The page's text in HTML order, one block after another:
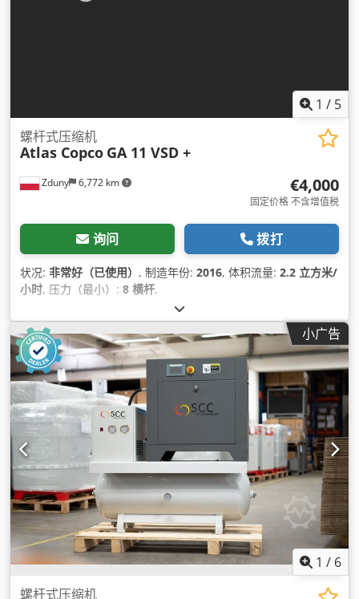
1 / 5
Zduny 6,772 km
螺杆式压缩机
Atlas Copco GA 11 VSD +
€4,000
固定价格 不含增值税
询问 拨打
状况: 非常好（已使用） , 制造年份: 2016, 体积流量: 2.2 立方米/
小时, 压力（最小）: 8 横杆,
小广告
1 / 6
螺杆式压缩机